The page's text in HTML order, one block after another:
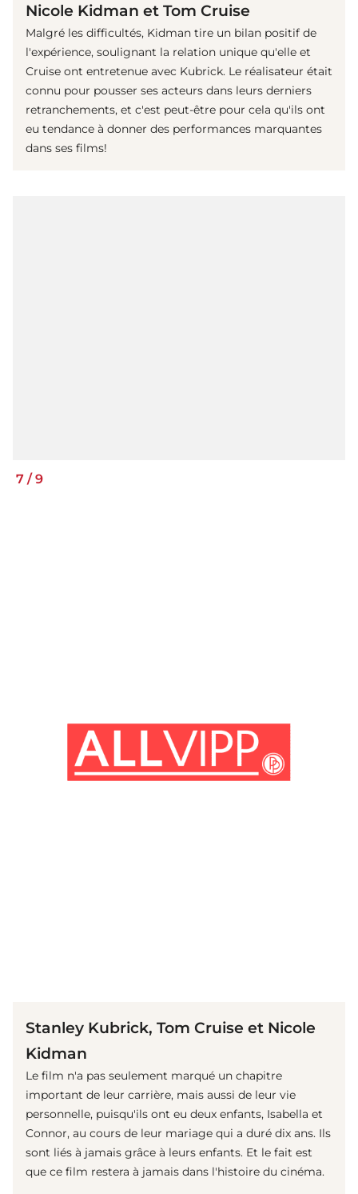
Nicole Kidman et Tom Cruise
Malgré les difficultés, Kidman tire un bilan positif de
l'expérience, soulignant la relation unique qu'elle et
Cruise ont entretenue avec Kubrick. Le réalisateur était
connu pour pousser ses acteurs dans leurs derniers
retranchements, et c'est peut-être pour cela qu'ils ont
eu tendance à donner des performances marquantes
dans ses films!
7 / 9
Stanley Kubrick, Tom Cruise et Nicole
Kidman
Le film n'a pas seulement marqué un chapitre
important de leur carrière, mais aussi de leur vie
personnelle, puisqu'ils ont eu deux enfants, Isabella et
Connor, au cours de leur mariage qui a duré dix ans. Ils
sont liés à jamais grâce à leurs enfants. Et le fait est
que ce film restera à jamais dans l'histoire du cinéma.